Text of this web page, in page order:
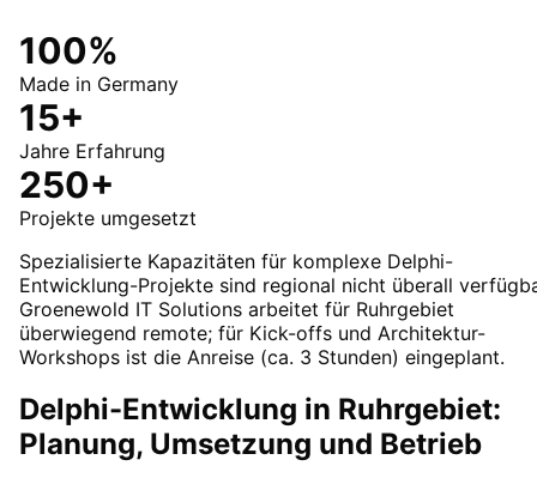
100%
Made in Germany
15+
Jahre Erfahrung
250+
Projekte umgesetzt
Spezialisierte Kapazitäten für komplexe Delphi-
Entwicklung-Projekte sind regional nicht überall
Groenewold IT Solutions arbeitet für Ruhrgebiet
überwiegend remote; für Kick-offs und Architektur-
Workshops ist die Anreise (ca. 3 Stunden) eingeplant.
Delphi-Entwicklung in Ruhrgebiet:
Planung, Umsetzung und Betrieb